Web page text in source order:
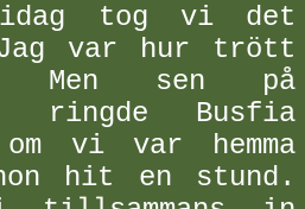
idag tog vi det
var hur trött
Men sen på
ringde Busfia
vi var hemma
hit en stund.